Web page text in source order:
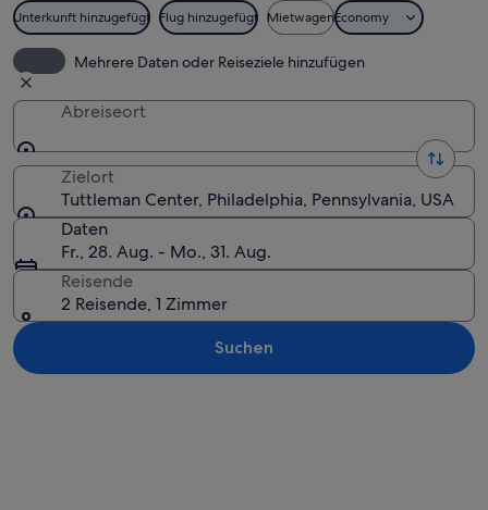
Unterkunft hinzugefügt Flug hinzugefügt MietwagenEconomy
Mehrere Daten oder Reiseziele hinzufügen
Abreiseort
Zielort
Tuttleman Center, Philadelphia, Pennsylvania, USA
Daten
Fr., 28. Aug. - Mo., 31. Aug.
Reisende
2 Reisende, 1 Zimmer
Suchen